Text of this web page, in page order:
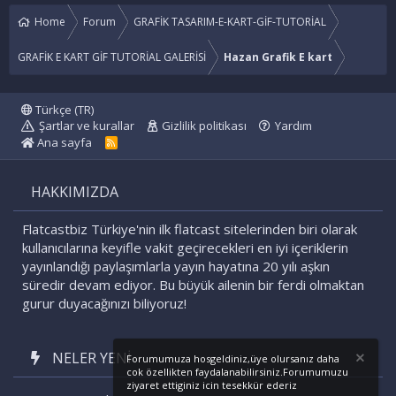
Home Forum GRAFİK TASARIM-E-KART-GİF-TUTORİAL
GRAFİK E KART GİF TUTORİAL GALERİSİ Hazan Grafik E kart
Türkçe (TR)
Şartlar ve kurallar
Gizlilik politikası
Yardım
Ana sayfa
R
HAKKIMIZDA
Flatcastbiz Türkiye'nin ilk flatcast sitelerinden biri olarak
kullanıcılarına keyifle vakit geçirecekleri en iyi içeriklerin
yayınlandığı paylaşımlarla yayın hayatına 20 yılı aşkın
süredir devam ediyor. Bu büyük ailenin bir ferdi olmaktan
gurur duyacağınızı biliyoruz!
NELER YENIForumumuza hosgeldiniz,üye olursanız daha
cok özellikten faydalanabilirsiniz.Forumumuzu
ziyaret ettiginiz icin tesekkür ederiz